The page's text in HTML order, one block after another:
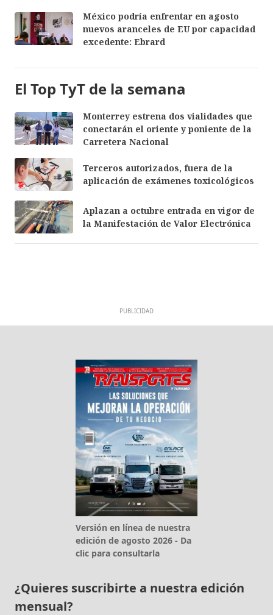
México podría enfrentar en agosto
nuevos aranceles de EU por capacidad
excedente: Ebrard
El Top TyT de la semana
Monterrey estrena dos vialidades que
conectarán el oriente y poniente de la
Carretera Nacional
Terceros autorizados, fuera de la
aplicación de exámenes toxicológicos
Aplazan a octubre entrada en vigor de
la Manifestación de Valor Electrónica
PUBLICIDAD
Versión en línea de nuestra
edición de agosto 2026 - Da
clic para consultarla
¿Quieres suscribirte a nuestra edición
mensual?